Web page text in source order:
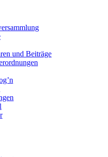
und Beiträge